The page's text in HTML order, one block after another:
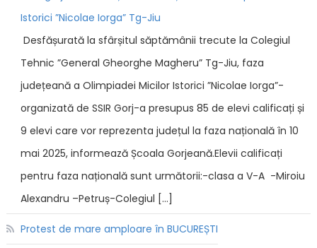
Istorici ”Nicolae Iorga” Tg-Jiu
Desfășurată la sfârșitul săptămânii trecute la Colegiul
Tehnic ”General Gheorghe Magheru” Tg-Jiu, faza
județeană a Olimpiadei Micilor Istorici ”Nicolae Iorga”-
organizată de SSIR Gorj-a presupus 85 de elevi calificați și
9 elevi care vor reprezenta județul la faza națională în 10
mai 2025, informează Școala Gorjeană.Elevii calificați
pentru faza națională sunt următorii:-clasa a V-A -Miroiu
Alexandru –Petruș-Colegiul […]
Protest de mare amploare în BUCUREȘTI